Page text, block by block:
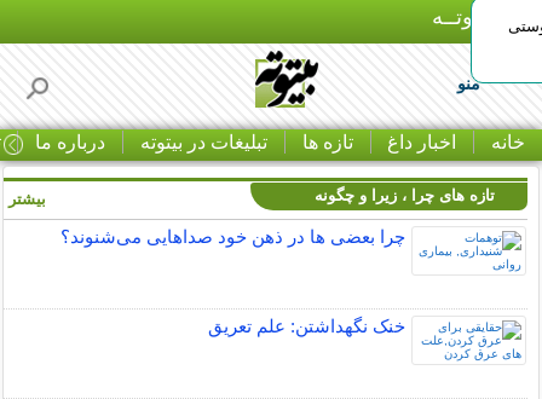
بـیتوتــه
منو
خانه اخبار داغ تازه ها تبلیغات در بیتوته درباره ما
تازه های چرا ، زیرا و چگونه
چرا بعضی ها در ذهن خود صداهایی می‌شنوند؟
خنک نگهداشتن: علم تعریق
بیشتر